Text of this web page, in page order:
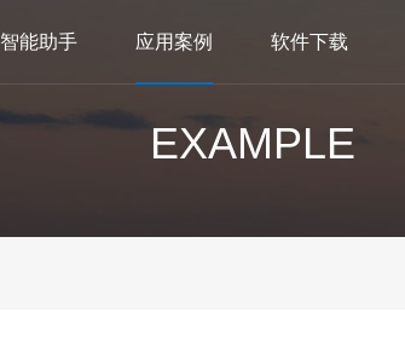
智能助手 应用案例 软件下载
EXAMPLE